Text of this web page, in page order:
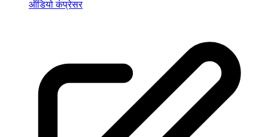
ऑडियो कंप्रेसर